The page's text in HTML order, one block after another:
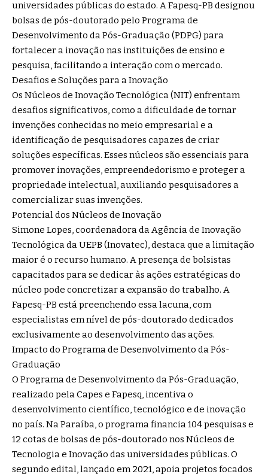
universidades públicas do estado. A Fapesq-PB designou
bolsas de pós-doutorado pelo Programa de
Desenvolvimento da Pós-Graduação (PDPG) para
fortalecer a inovação nas instituições de ensino e
pesquisa, facilitando a interação com o mercado.
Desafios e Soluções para a Inovação
Os Núcleos de Inovação Tecnológica (NIT) enfrentam
desafios significativos, como a dificuldade de tornar
invenções conhecidas no meio empresarial e a
identificação de pesquisadores capazes de criar
soluções específicas. Esses núcleos são essenciais para
promover inovações, empreendedorismo e proteger a
propriedade intelectual, auxiliando pesquisadores a
comercializar suas invenções.
Potencial dos Núcleos de Inovação
Simone Lopes, coordenadora da Agência de Inovação
Tecnológica da UEPB (Inovatec), destaca que a limitação
maior é o recurso humano. A presença de bolsistas
capacitados para se dedicar às ações estratégicas do
núcleo pode concretizar a expansão do trabalho. A
Fapesq-PB está preenchendo essa lacuna, com
especialistas em nível de pós-doutorado dedicados
exclusivamente ao desenvolvimento das ações.
Impacto do Programa de Desenvolvimento da Pós-
Graduação
O Programa de Desenvolvimento da Pós-Graduação,
realizado pela Capes e Fapesq, incentiva o
desenvolvimento científico, tecnológico e de inovação
no país. Na Paraíba, o programa financia 104 pesquisas e
12 cotas de bolsas de pós-doutorado nos Núcleos de
Tecnologia e Inovação das universidades públicas. O
segundo edital, lançado em 2021, apoia projetos focados